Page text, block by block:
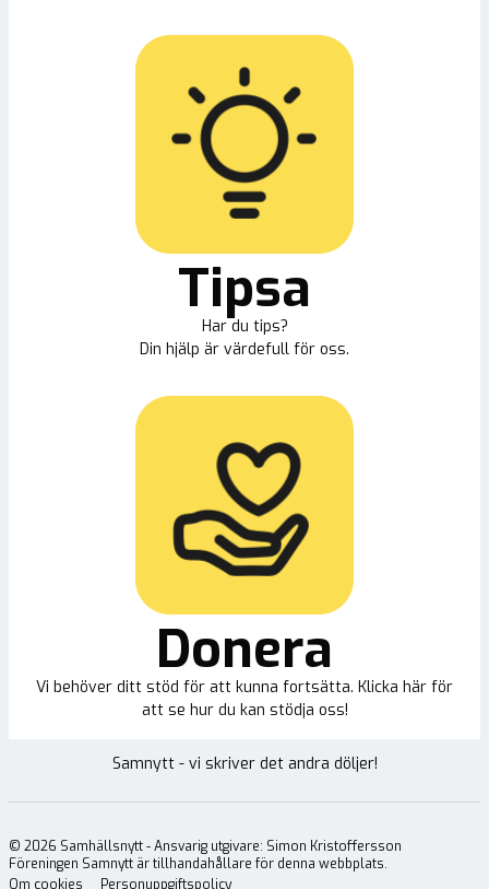
Tipsa
Har du tips?
Din hjälp är värdefull för oss.
Donera
Vi behöver ditt stöd för att kunna fortsätta. Klicka här för
att se hur du kan stödja oss!
Samnytt - vi skriver det andra döljer!
© 2026 Samhällsnytt - Ansvarig utgivare: Simon Kristoffersson
Föreningen Samnytt är tillhandahållare för denna webbplats.
Om cookies
Personuppgiftspolicy